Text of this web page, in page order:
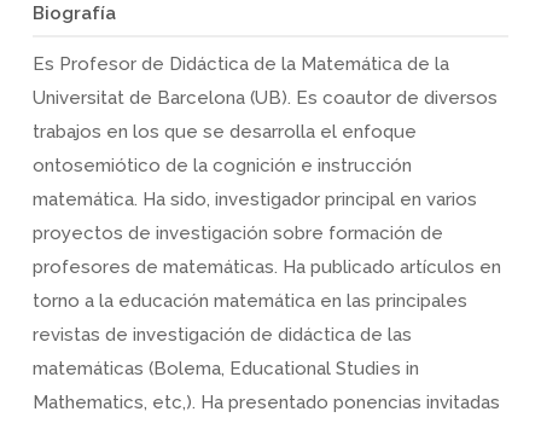
Biografía
Es Profesor de Didáctica de la Matemática de la
Universitat de Barcelona (UB). Es coautor de diversos
trabajos en los que se desarrolla el enfoque
ontosemiótico de la cognición e instrucción
matemática. Ha sido, investigador principal en varios
proyectos de investigación sobre formación de
profesores de matemáticas. Ha publicado artículos en
torno a la educación matemática en las principales
revistas de investigación de didáctica de las
matemáticas (Bolema, Educational Studies in
Mathematics, etc,). Ha presentado ponencias invitadas